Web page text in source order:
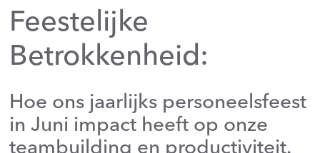
Feestelijke
Betrokkenheid:
Hoe ons jaarlijks personeelsfeest
in Juni impact heeft op onze
teambuilding en productiviteit.